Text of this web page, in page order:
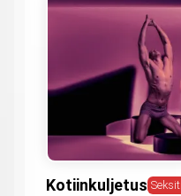
Kotiinkuljetus